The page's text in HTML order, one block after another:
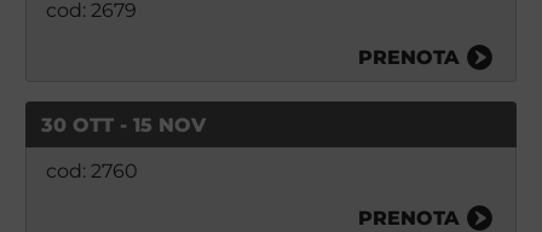
cod: 2679
PRENOTA
30 OTT - 15 NOV
cod: 2760
PRENOTA